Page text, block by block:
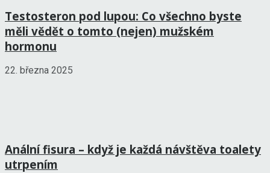
Testosteron pod lupou: Co všechno byste
měli vědět o tomto (nejen) mužském
hormonu
22. března 2025
Anální fisura – když je každá návštěva toalety
utrpením